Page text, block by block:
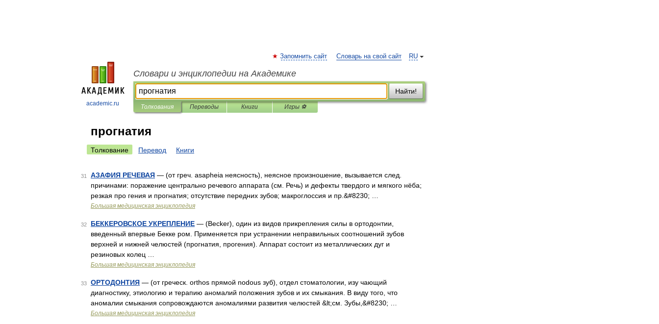
academic.ru
RU
Запомнить сайт Словарь на свой сайт
Словари и энциклопедии на Академике
Найти!
Толкования Переводы Книги Игры ⚽
прогнатия
Толкование Перевод Книги
31 АЗАФИЯ РЕЧЕВАЯ — (от греч. asapheia неясность), неясное произношение, вызывается след.
причинами: поражение центрально речевого аппарата (см. Речь) и дефекты твердого и мягкого нёба;
резкая про гения и прогнатия; отсутствие передних зубов; макроглоссия и пр.&#8230; …
Большая медицинская энциклопедия
32 БЕККЕРОВСКОЕ УКРЕПЛЕНИЕ — (Becker), один из видов прикрепления силы в ортодонтии,
введенный впервые Бекке ром. Применяется при устранении неправильных соотношений зубов
верхней и нижней челюстей (прогнатия, прогения). Аппарат состоит из металлических дуг и
резиновых колец …
Большая медицинская энциклопедия
33 ОРТОДОНТИЯ — (от греческ. orthos прямой nodous зуб), отдел стоматологии, изу чающий
диагностику, этиологию и терапию аномалий положения зубов и их смыкания. В виду того, что
аномалии смыкания сопровождаются аномалиями развития челюстей &lt;см. Зубы,&#8230; …
Большая медицинская энциклопедия